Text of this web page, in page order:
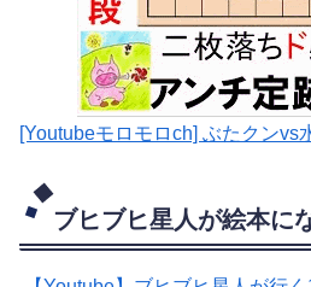
[Youtubeモロモロch] ぶたクン
ブヒブヒ星人が絵本に